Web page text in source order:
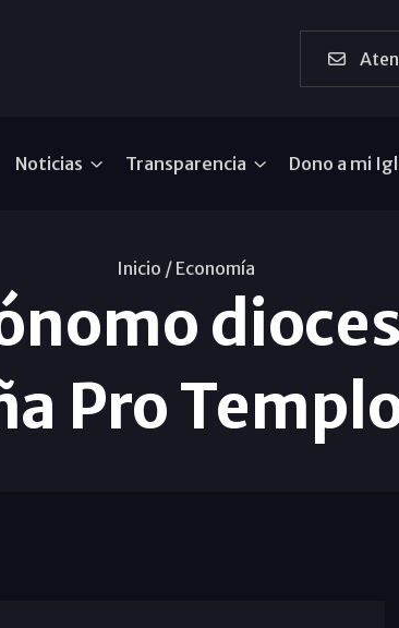
Noticias Transparencia Dono a mi
Inicio / Economí­a
Pro